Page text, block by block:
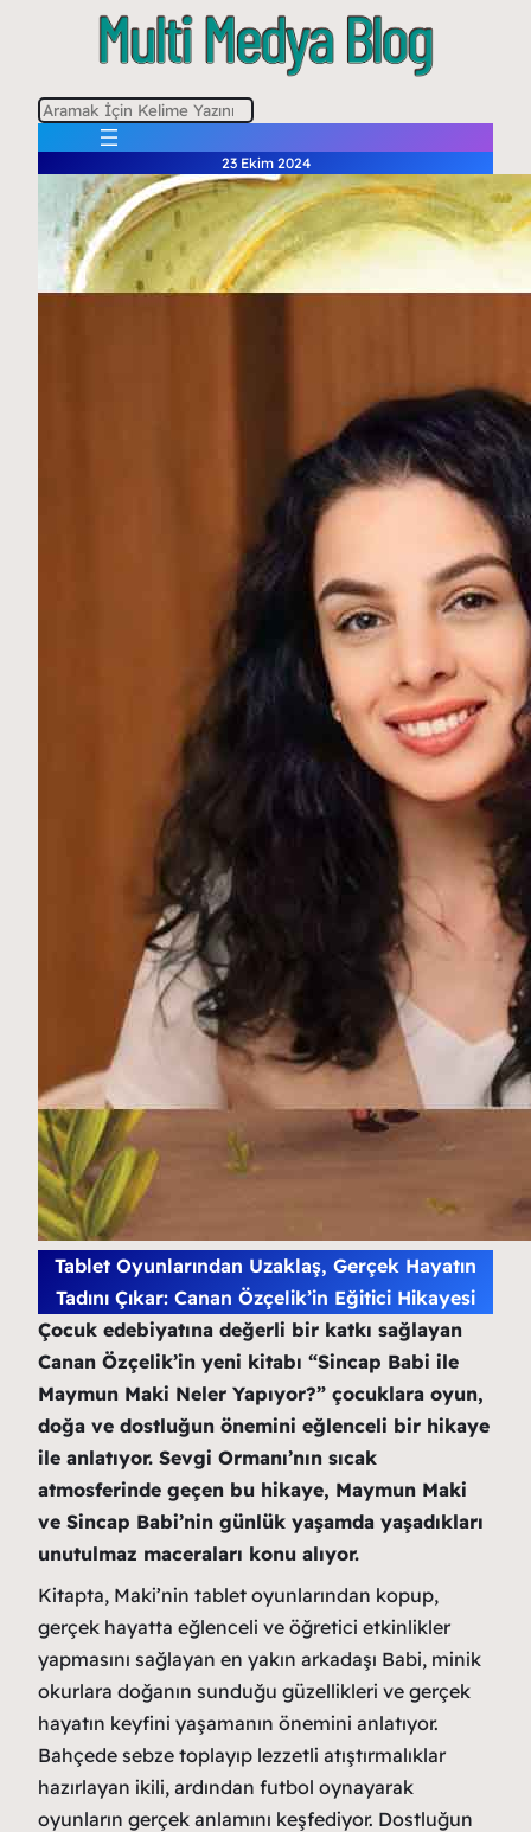
A
a
23 Ekim 2024
Tablet Oyunlarından Uzaklaş, Gerçek Hayatın
Tadını Çıkar: Canan Özçelik’in Eğitici Hikayesi
Çocuk edebiyatına değerli bir katkı sağlayan
Canan Özçelik’in yeni kitabı “Sincap Babi ile
Maymun Maki Neler Yapıyor?” çocuklara oyun,
doğa ve dostluğun önemini eğlenceli bir hikaye
ile anlatıyor. Sevgi Ormanı’nın sıcak
atmosferinde geçen bu hikaye, Maymun Maki
ve Sincap Babi’nin günlük yaşamda yaşadıkları
unutulmaz maceraları konu alıyor.
Kitapta, Maki’nin tablet oyunlarından kopup,
gerçek hayatta eğlenceli ve öğretici etkinlikler
yapmasını sağlayan en yakın arkadaşı Babi, minik
okurlara doğanın sunduğu güzellikleri ve gerçek
hayatın keyfini yaşamanın önemini anlatıyor.
Bahçede sebze toplayıp lezzetli atıştırmalıklar
hazırlayan ikili, ardından futbol oynayarak
oyunların gerçek anlamını keşfediyor. Dostluğun